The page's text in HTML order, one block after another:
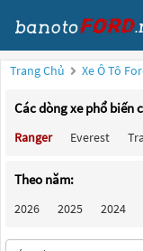
Trang Chủ Xe Ô Tô
Các dòng xe phổ biến
Ranger Everest
Theo năm:
2026 2025 2024